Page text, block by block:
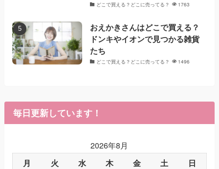
どこで買える？どこに売ってる？ 1763
おえかきさんはどこで買える？
ドンキやイオンで見つかる雑貨
たち
どこで買える？どこに売ってる？ 1496
毎日更新しています！
2026年8月
月 火 水 木 金 土 日